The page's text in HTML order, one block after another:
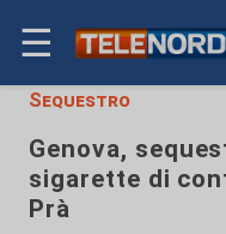
☰
Sequestro
Genova,
sigarette di
Prà